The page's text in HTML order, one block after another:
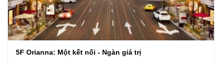
5F Orianna: Một kết nối - Ngàn giá trị